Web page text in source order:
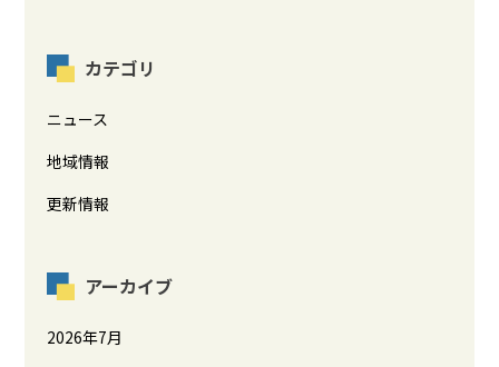
カテゴリ
ニュース
地域情報
更新情報
アーカイブ
2026年7月